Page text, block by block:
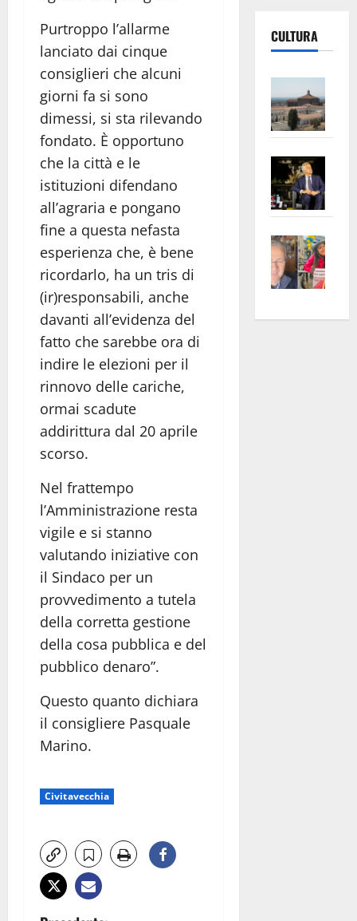
Purtroppo l’allarme
lanciato dai cinque
consiglieri che alcuni
giorni fa si sono
dimessi, si sta rilevando
fondato. È opportuno
che la città e le
istituzioni difendano
all’agraria e pongano
fine a questa nefasta
esperienza che, è bene
ricordarlo, ha un tris di
(ir)responsabili, anche
davanti all’evidenza del
fatto che sarebbe ora di
indire le elezioni per il
rinnovo delle cariche,
ormai scadute
addirittura dal 20 aprile
scorso.
Nel frattempo
l’Amministrazione resta
vigile e si stanno
valutando iniziative con
il Sindaco per un
provvedimento a tutela
della corretta gestione
della cosa pubblica e del
pubblico denaro”.
Questo quanto dichiara
il consigliere Pasquale
Marino.
Civitavecchia
CULTURA
euro
apre